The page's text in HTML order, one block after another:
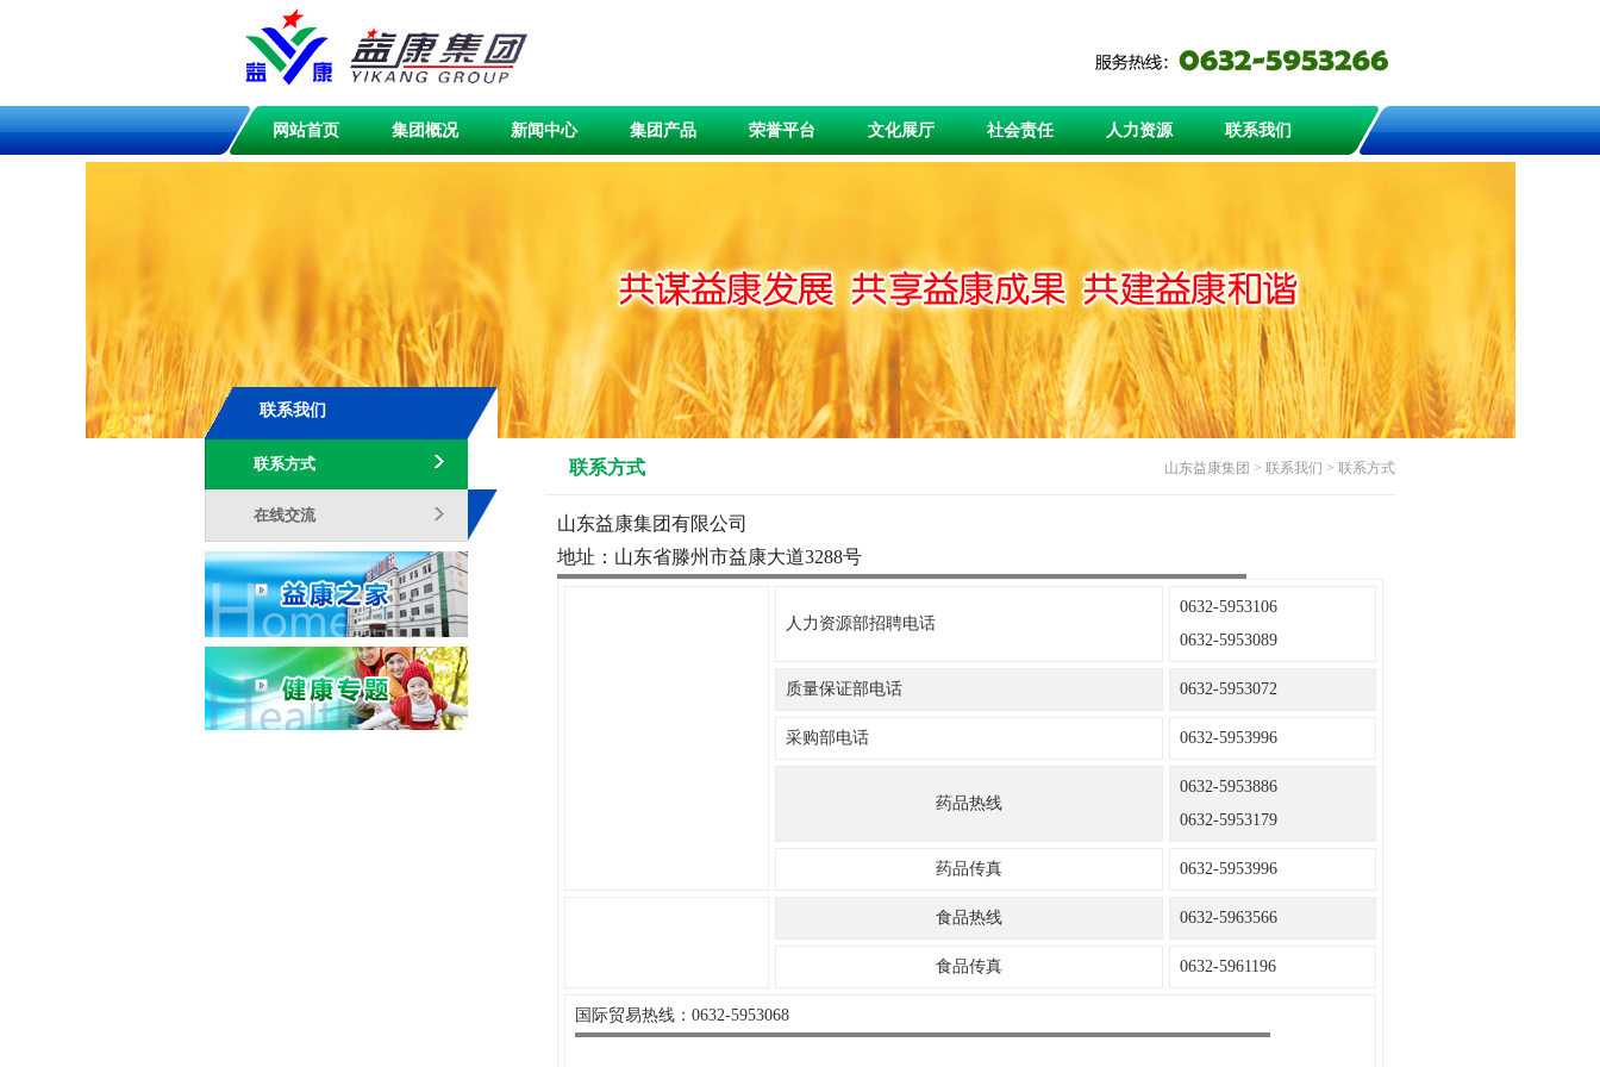
网站首页 集团概况 新闻中心 集团产品 荣誉平台 文化展厅 社会责任 人力资源 联系我们
联系我们
联系方式
在线交流
山东益康集团 > 联系我们 > 联系方式
联系方式
山东益康集团有限公司
地址：山东省滕州市益康大道3288号
人力资源部招聘电话
0632-5953106
0632-5953089
质量保证部电话 0632-5953072
采购部电话 0632-5953996
药品热线
0632-5953886
0632-5953179
药品传真 0632-5953996
食品热线 0632-5963566
食品传真 0632-5961196
国际贸易热线：0632-5953068